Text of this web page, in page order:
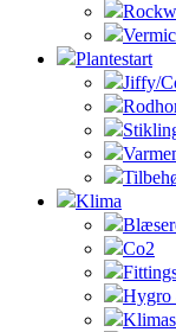
Plantestart
Jiffy/
Klima
Co2
Hygro